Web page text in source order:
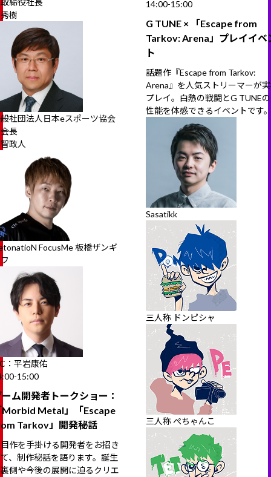
締役社長
樹
社団法人日本eスポーツ協会
長
政人
FocusMe 板橋ザンギ
：平岩康佑
15:00
ム開発者トークショー：
Morbid Metal」「Escape
Tarkov」開発秘話
作を手掛ける開発者をお招き
、制作秘話を語ります。誕生
側や今後の展開に迫るクリエ
14:00-15:00
G TUNE × 「Escape from
Tarkov: Arena」プレイイベ
ト
話題作『Escape from Tarkov:
Arena』を人気ストリーマーが
プレイ。白熱の戦闘とG TUNE
性能を体感できるイベントです
Sasatikk
三人称 ドンピシャ
三人称 ぺちゃんこ